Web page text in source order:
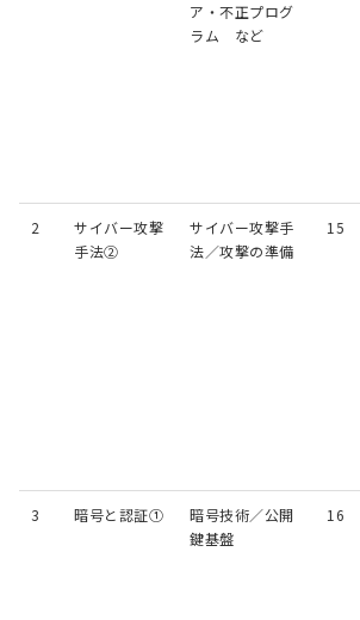
ア・不正プログ
ラム など
2
サイバー攻撃
手法②
サイバー攻撃手
法／攻撃の準備
15
3 暗号と認証①
暗号技術／公開
鍵基盤
16